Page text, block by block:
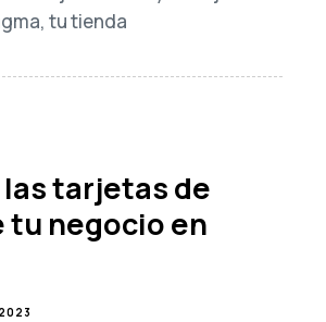
tu tienda
las tarjetas de
tu negocio en